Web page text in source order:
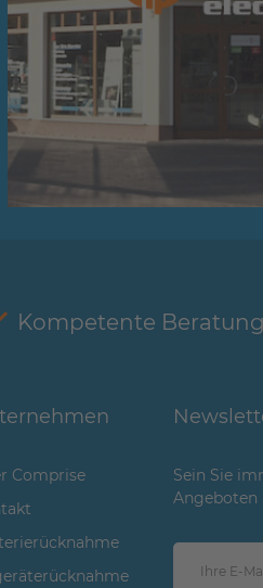
Kompetente Beratung
Comprise
Sein Sie
Angeboten